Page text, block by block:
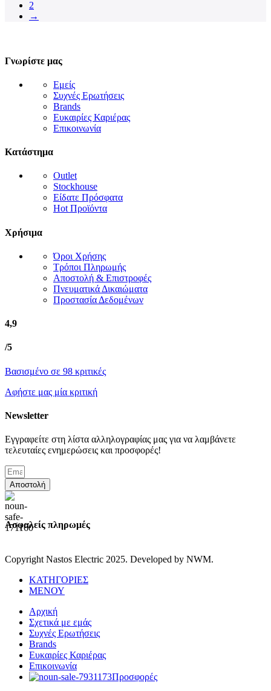
2
→
Γνωρίστε μας
Εμείς
Συχνές Ερωτήσεις
Brands
Ευκαιρίες Καριέρας
Επικοινωνία
Κατάστημα
Outlet
Stockhouse
Είδατε Πρόσφατα
Hot Προϊόντα
Χρήσιμα
Όροι Χρήσης
Τρόποι Πληρωμής
Αποστολή & Επιστροφές
Πνευματικά Δικαιώματα
Προστασία Δεδομένων
4,9
/5
Βασισμένο σε 98 κριτικές
Αφήστε μας μία κριτική
Newsletter
Εγγραφείτε στη λίστα αλληλογραφίας μας για να λαμβάνετε
τελευταίες ενημερώσεις και προσφορές!
Αποστολή
Ασφαλείς πληρωμές
Copyright Nastos Electric 2025. Developed by NWM.
ΚΑΤΗΓΟΡΙΕΣ
ΜΕΝΟΥ
Αρχική
Σχετικά με εμάς
Συχνές Ερωτήσεις
Brands
Ευκαιρίες Καριέρας
Επικοινωνία
Προσφορές